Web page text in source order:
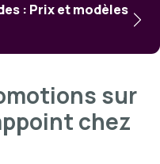
: Prix et modèles
sur
chez